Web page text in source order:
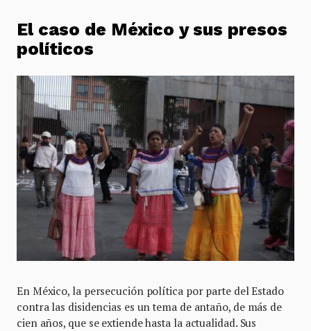
El caso de México y sus presos
políticos
En México, la persecución política por parte del Estado
contra las disidencias es un tema de antaño, de más de
cien años, que se extiende hasta la actualidad. Sus